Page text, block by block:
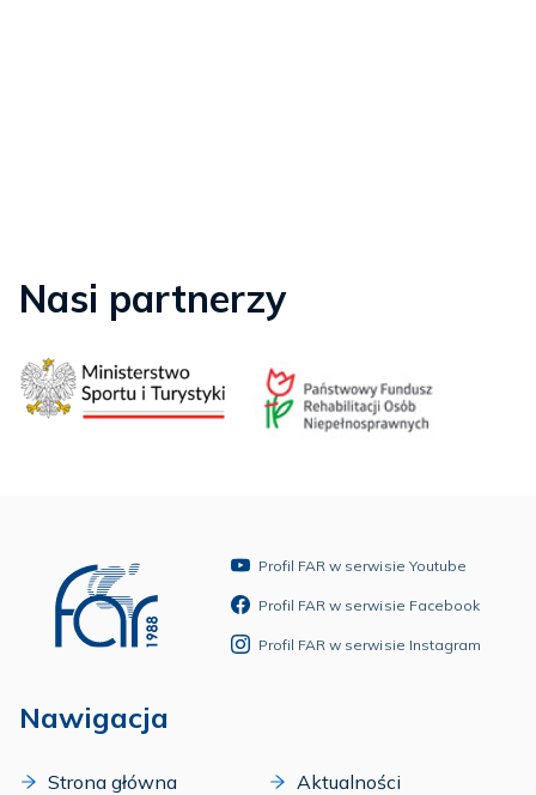
Nasi partnerzy
Profil FAR w serwisie Youtube
Profil FAR w serwisie Facebook
Profil FAR w serwisie Instagram
Nawigacja
Strona główna
Aktualności